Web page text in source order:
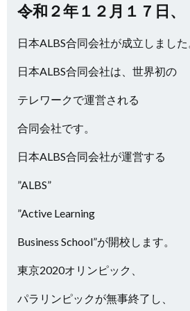
令和２年１２月１７日、
日本ALBS合同会社が成立しました
日本ALBS合同会社は、世界初の
テレワークで運営される
合同会社です。
日本ALBS合同会社が運営する
”ALBS”
”Active Learning
Business School”が開校します。
東京2020オリンピック、
パラリンピックが無事終了し、